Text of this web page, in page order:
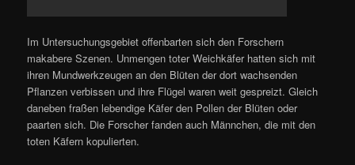
Im Untersuchungsgebiet offenbarten sich den Forschern
makabere Szenen. Unmengen toter Weichkäfer hatten sich mit
ihren Mundwerkzeugen an den Blüten der dort wachsenden
Pflanzen verbissen und ihre Flügel waren weit gespreizt. Gleich
daneben fraßen lebendige Käfer den Pollen der Blüten oder
paarten sich. Die Forscher fanden auch Männchen, die mit den
toten Käfern kopulierten.